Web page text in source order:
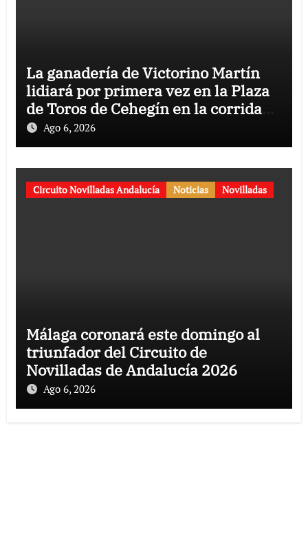
La ganadería de Victorino Martín
lidiará por primera vez en la Plaza
de Toros de Cehegín en la corrida
conmemorativa de su 125
aniversario
Ago 6, 2026
Circuito Novilladas Andalucía Noticias Novilladas
Málaga coronará este domingo al
triunfador del Circuito de
Novilladas de Andalucía 2026
Ago 6, 2026